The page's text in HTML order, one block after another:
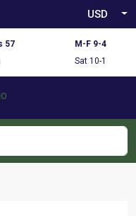
USD
57
M-F 9-4
Sat 10-1